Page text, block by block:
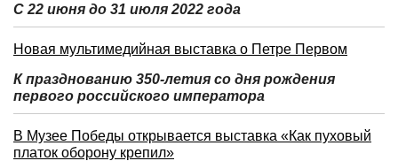
С 22 июня до 31 июля 2022 года
Новая мультимедийная выставка о Петре Первом
К празднованию 350-летия со дня рождения
первого российского императора
В Музее Победы открывается выставка «Как пуховый
платок оборону крепил»